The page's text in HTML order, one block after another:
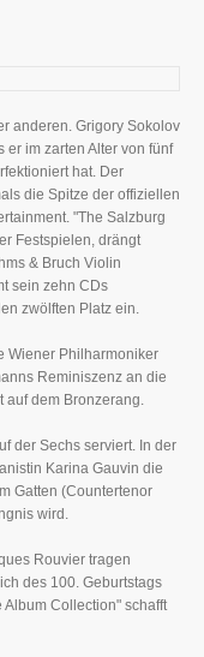
anderen. Grigory Sokolov
er im zarten Alter von fünf
hat. Der
die Spitze der offiziellen
"The Salzburg
Festspielen, drängt
& Bruch Violin
sein zehn CDs
zwölften Platz ein.
Wiener Philharmoniker
Reminiszenz an die
auf dem Bronzerang.
der Sechs serviert. In der
Karina Gauvin die
Gatten (Countertenor
wird.
Rouvier tragen
des 100. Geburtstags
Collection" schafft